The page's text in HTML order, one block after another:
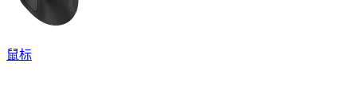
鼠标